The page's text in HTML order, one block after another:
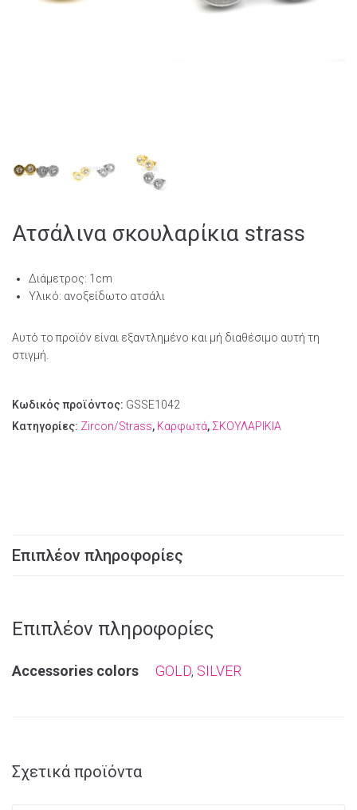
Ατσάλινα σκουλαρίκια strass
Διάμετρος: 1cm
Υλικό: ανοξείδωτο ατσάλι
Αυτό το προϊόν είναι εξαντλημένο και μή διαθέσιμο αυτή τη
στιγμή.
Κωδικός προϊόντος: GSSE1042
Κατηγορίες: Zircon/Strass, Καρφωτά, ΣΚΟΥΛΑΡΙΚΙΑ
Επιπλέον πληροφορίες
Επιπλέον πληροφορίες
Αccessories colors GOLD, SILVER
Σχετικά προϊόντα